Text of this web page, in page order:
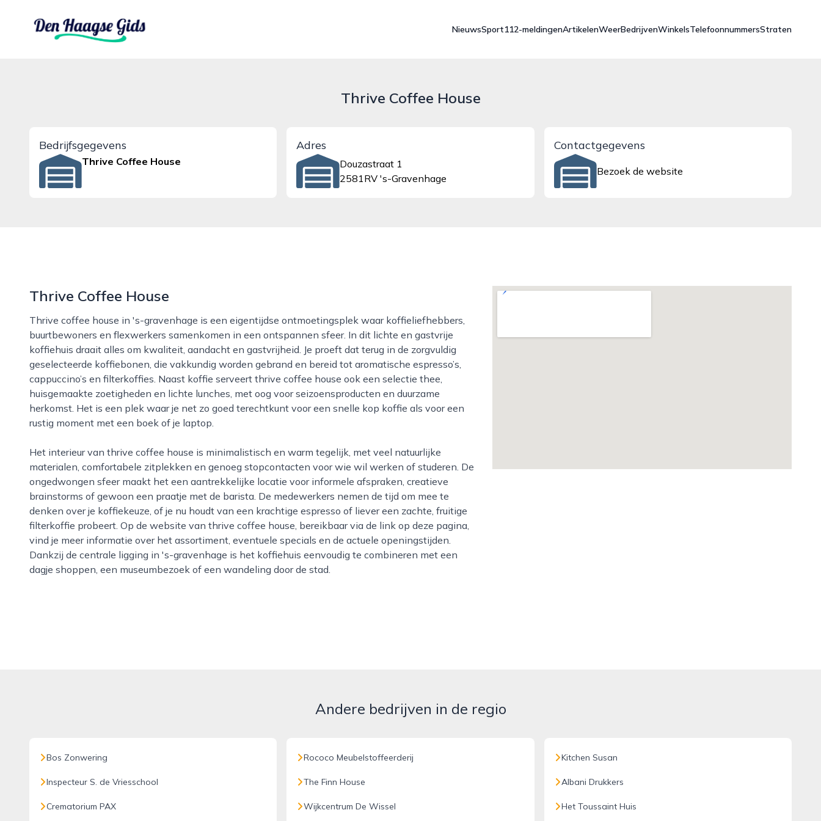
denhaagsegids.nl
NieuwsSport112-meldingenArtikelenWeerBedrijvenWinkelsTelefoonnummersStraten
Thrive Coffee House
Bedrijfsgegevens
Thrive Coffee House
Adres
Douzastraat 1
2581RV 's-Gravenhage
Contactgegevens
Bezoek de website
Thrive Coffee House
Thrive coffee house in 's-gravenhage is een eigentijdse ontmoetingsplek waar koffieliefhebbers,
buurtbewoners en flexwerkers samenkomen in een ontspannen sfeer. In dit lichte en gastvrije
koffiehuis draait alles om kwaliteit, aandacht en gastvrijheid. Je proeft dat terug in de zorgvuldig
geselecteerde koffiebonen, die vakkundig worden gebrand en bereid tot aromatische espresso’s,
cappuccino’s en filterkoffies. Naast koffie serveert thrive coffee house ook een selectie thee,
huisgemaakte zoetigheden en lichte lunches, met oog voor seizoensproducten en duurzame
herkomst. Het is een plek waar je net zo goed terechtkunt voor een snelle kop koffie als voor een
rustig moment met een boek of je laptop.
Het interieur van thrive coffee house is minimalistisch en warm tegelijk, met veel natuurlijke
materialen, comfortabele zitplekken en genoeg stopcontacten voor wie wil werken of studeren. De
ongedwongen sfeer maakt het een aantrekkelijke locatie voor informele afspraken, creatieve
brainstorms of gewoon een praatje met de barista. De medewerkers nemen de tijd om mee te
denken over je koffiekeuze, of je nu houdt van een krachtige espresso of liever een zachte, fruitige
filterkoffie probeert. Op de website van thrive coffee house, bereikbaar via de link op deze pagina,
vind je meer informatie over het assortiment, eventuele specials en de actuele openingstijden.
Dankzij de centrale ligging in 's-gravenhage is het koffiehuis eenvoudig te combineren met een
dagje shoppen, een museumbezoek of een wandeling door de stad.
Andere bedrijven in de regio
Bos Zonwering
Inspecteur S. de Vriesschool
Crematorium PAX
Rococo Meubelstoffeerderij
The Finn House
Wijkcentrum De Wissel
Kitchen Susan
Albani Drukkers
Het Toussaint Huis